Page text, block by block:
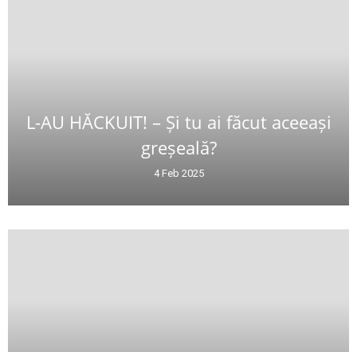
L-AU HĂCKUIT! – Și tu ai făcut aceeași
greșeală?
4 Feb 2025